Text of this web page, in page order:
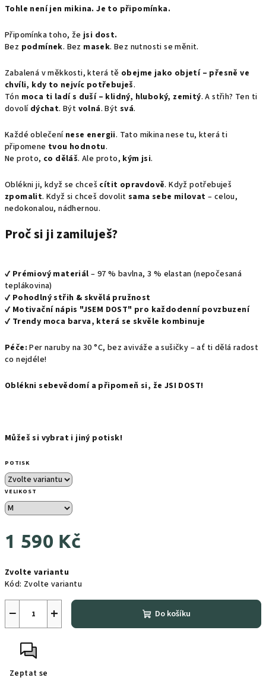
Tohle není jen mikina. Je to připomínka.
Připomínka toho, žejsi dost.
Bez podmínek. Bez masek. Bez nutnosti se měnit.
Zabalená v měkkosti, která tě obejme jako objetí – přesně ve
chvíli, kdy to nejvíc potřebuješ.
Tón moca ti ladí s duší – klidný, hluboký, zemitý. A střih? Ten ti
dovolí dýchat. Být volná. Býtsvá.
Každé oblečení nese energii. Tato mikina nese tu, která ti
připomene tvou hodnotu.
Ne proto, co děláš. Ale proto, kým jsi.
Oblékni ji, když se chceš cítit opravdově. Když potřebuješ
zpomalit. Když si chceš dovolit sama sebe milovat – celou,
nedokonalou, nádhernou.
Proč si ji zamiluješ?
✔ Prémiový materiál – 97 % bavlna, 3 % elastan (nepočesaná
teplákovina)
✔ Pohodlný střih & skvělá pružnost
✔ Motivační nápis "JSEM DOST" pro každodenní povzbuzení
✔ Trendy moca barva, která se skvěle kombinuje
Péče: Per naruby na 30 °C, bez aviváže a sušičky – ať ti dělá radost
co nejdéle!
Oblékni sebevědomí a připomeň si, že JSI DOST!
Můžeš si vybrat i jiný potisk!
POTISK
VELIKOST
1 590 Kč
cena:
Zvolte variantu
Kód: Zvolte variantu
+
− Do košíku
Zeptat se